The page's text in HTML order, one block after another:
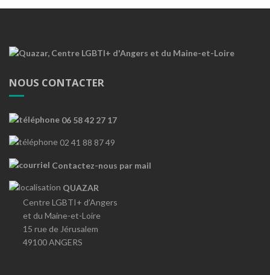
NOUS CONTACTER
06 58 42 27 17
02 41 88 87 49
Contactez-nous par mail
QUAZAR
Centre LGBTI+ d’Angers
et du Maine-et-Loire
15 rue de Jérusalem
49100 ANGERS